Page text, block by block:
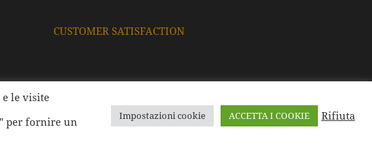
CUSTOMER SATISFACTION
| Cod.F. e P.Iva: 80009220395
le visite
per fornire un
Impostazioni cookie ACCETTA I COOKIE Rifiuta